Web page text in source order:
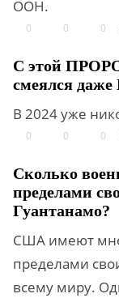
ООН.
0 0 0
С этой
смеялся
В 2024 уже
0 0 0
Сколько
пределами
Гуантанамо?
США имеют
пределами
всему миру.